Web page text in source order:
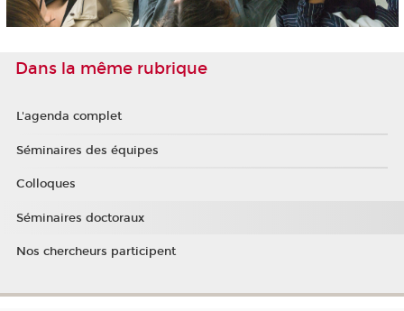
Dans la même rubrique
L'agenda complet
Séminaires des équipes
Colloques
Séminaires doctoraux
Nos chercheurs participent